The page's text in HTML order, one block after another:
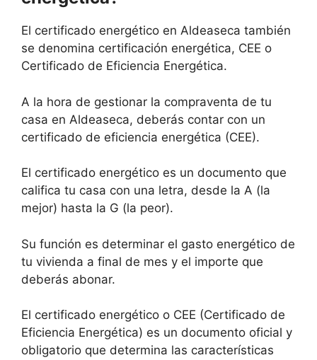
El certificado energético en Aldeaseca también
se denomina certificación energética, CEE o
Certificado de Eficiencia Energética.
A la hora de gestionar la compraventa de tu
casa en Aldeaseca, deberás contar con un
certificado de eficiencia energética (CEE).
El certificado energético es un documento que
califica tu casa con una letra, desde la A (la
mejor) hasta la G (la peor).
Su función es determinar el gasto energético de
tu vivienda a final de mes y el importe que
deberás abonar.
El certificado energético o CEE (Certificado de
Eficiencia Energética) es un documento oficial y
obligatorio que determina las características